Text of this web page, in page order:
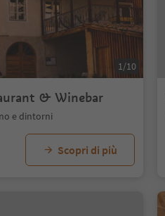
1/10
& Winebar
e dintorni
Scopri di più